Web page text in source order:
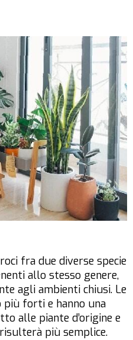
fra due diverse specie
allo stesso genere,
agli ambienti chiusi. Le
forti e hanno una
alle piante d’origine e
più semplice.